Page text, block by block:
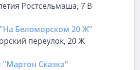
Ростсельмаша, 7 В
Беломорском 20 Ж"
переулок, 20 Ж
Сказка"